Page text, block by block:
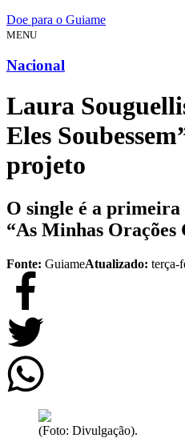
Doe para o Guiame
MENU
Nacional
Laura
Eles
projeto
O single é a
“As Minhas Orações
Fonte: GuiameAtualizado: terça-
(Foto: Divulgação).